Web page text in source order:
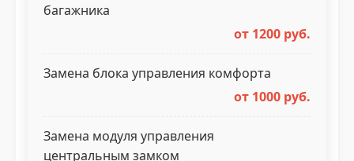
багажника
от 1200 руб.
Замена блока управления комфорта
от 1000 руб.
Замена модуля управления
центральным замком